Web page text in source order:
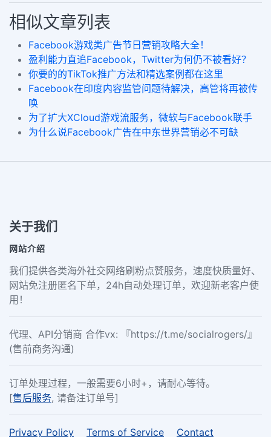
相似文章列表
Facebook游戏类广告节日营销攻略大全！
盈利能力直追Facebook，Twitter为何仍不被看好？
你要的的TikTok推广方法和精选案例都在这里
Facebook在印度内容监管问题待解决，高管将再被传
唤
为了扩大XCloud游戏流服务，微软与Facebook联手
为什么说Facebook广告在中东世界营销必不可缺
关于我们
网站介绍
我们提供各类海外社交网络刷粉点赞服务，速度快质量好、
网站免注册匿名下单，24h自动处理订单，欢迎新老客户使
用！
代理、API分销商 合作vx: 『https://t.me/socialrogers/』
(售前商务沟通)
订单处理过程，一般需要6小时+，请耐心等待。
[售后服务, 请备注订单号]
Privacy Policy Terms of Service Contact